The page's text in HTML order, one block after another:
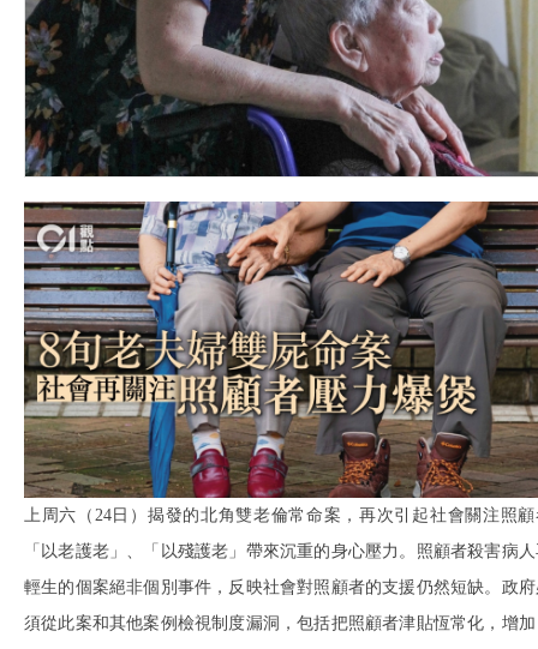
上周六（24日）揭發的北角雙老倫常命案，再次引起社會關注照顧
「以老護老」、「以殘護老」帶來沉重的身心壓力。照顧者殺害病
輕生的個案絕非個別事件，反映社會對照顧者的支援仍然短缺。政
須從此案和其他案例檢視制度漏洞，包括把照顧者津貼恆常化，增